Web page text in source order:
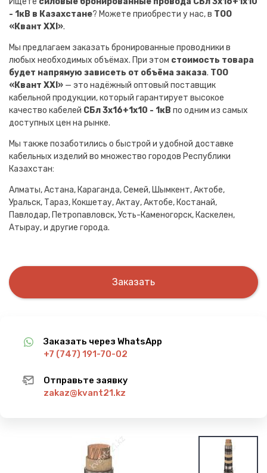
- 1кВ в Казахстане? Можете приобрести у нас, в ТОО
«Квант XXI».
Мы предлагаем заказать бронированные проводники в
любых необходимых объёмах. При этом стоимость товара
будет напрямую зависеть от объёма заказа. ТОО
«Квант XXI» — это надёжный оптовый поставщик
кабельной продукции, который гарантирует высокое
качество кабелей СБл 3х16+1х10 - 1кВ по одним из самых
доступных цен на рынке.
Мы также позаботились о быстрой и удобной доставке
кабельных изделий во множество городов Республики
Казахстан:
Алматы, Астана, Караганда, Семей, Шымкент, Актобе,
Уральск, Тараз, Кокшетау, Актау, Актобе, Костанай,
Павлодар, Петропавловск, Усть-Каменогорск, Каскелен,
Атырау, и другие города.
Заказать
Заказать через WhatsApp
+7 (747) 191-70-02
Отправьте заявку
zakaz@kvant21.kz